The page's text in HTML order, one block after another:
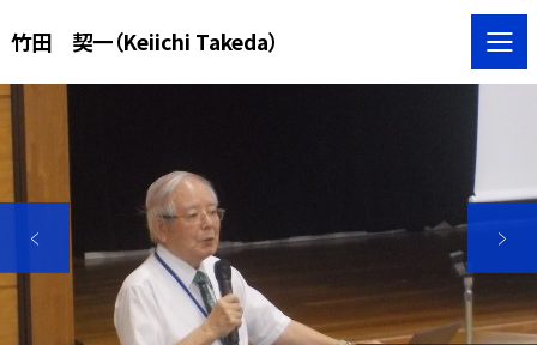
竹田 契一（Keiichi Takeda）